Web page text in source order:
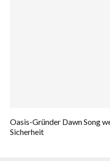
Oasis-Gründer Dawn Song
Sicherheit